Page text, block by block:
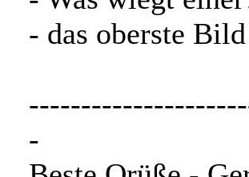
- das oberste
-